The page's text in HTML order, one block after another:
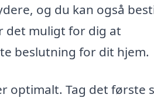
og du kan også
det muligt for dig at
beslutning for dit hjem.
optimalt. Tag det første